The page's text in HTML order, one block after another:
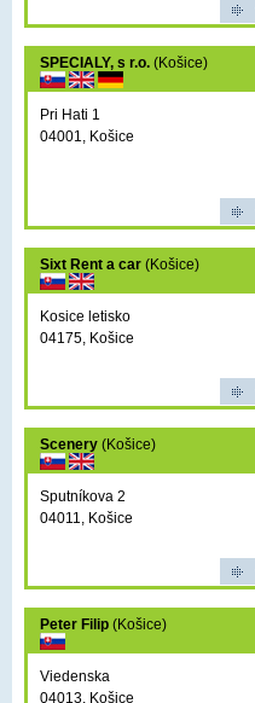
SPECIALY, s r.o. (Košice)
Pri Hati 1
04001, Košice
Sixt Rent a car (Košice)
Kosice letisko
04175, Košice
Scenery (Košice)
Sputníkova 2
04011, Košice
Peter Filip (Košice)
Viedenska
04013, Košice